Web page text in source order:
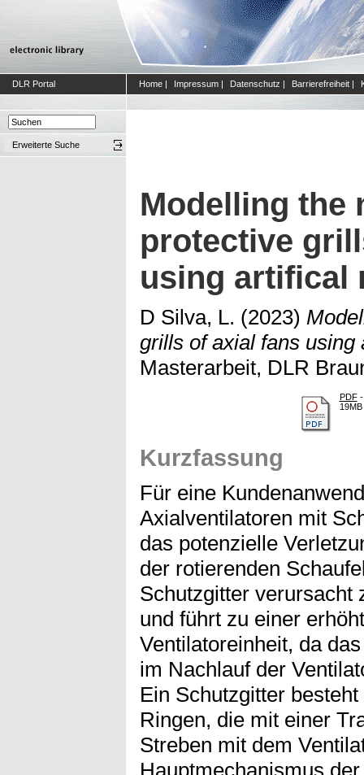
DLR Portal Home | Impressum | Datenschutz | Barrierefreiheit |
Erweiterte Suche
Modelling the
protective
using artifical
D Silva, L. (2023)
grills of axial fans
Masterarbeit, DLR
PDF-
19MB
Kurzfassung
Für eine
Axialventilatoren mit
das potenzielle
der rotierenden
Schutzgitter verursacht
und führt zu einer
Ventilatoreinheit, da
im Nachlauf der
Ein Schutzgitter
Ringen, die mit einer
Streben mit dem
Hauptmechanismus